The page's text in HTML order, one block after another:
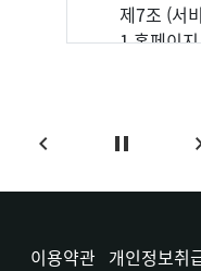
제7조 (서
1.홈페이
ⅱ. 현금
ⅲ. 이벤트
② 고객센
⓷ 회사는
이용약관 개인정보취